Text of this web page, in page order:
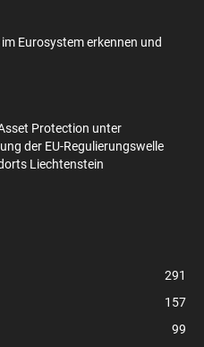
Eurosystem erkennen und
Protection unter
der EU-Regulierungswelle
Liechtenstein
291
157
99